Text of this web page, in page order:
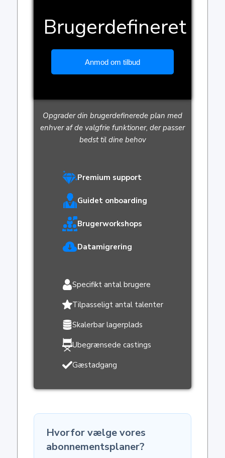
Brugerdefineret
Anmod om tilbud
Opgrader din brugerdefinerede plan med
enhver af de valgfrie funktioner, der passer
bedst til dine behov
Premium support
Guidet onboarding
Brugerworkshops
Datamigrering
Specifikt antal brugere
Tilpasseligt antal talenter
Skalerbar lagerplads
Ubegrænsede castings
Gæstadgang
Hvorfor vælge vores
abonnementsplaner?